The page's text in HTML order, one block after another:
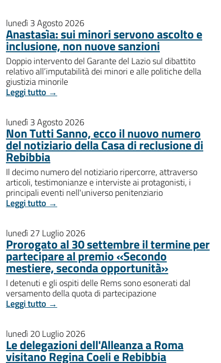
lunedì 3 Agosto 2026
Anastasìa: sui minori servono ascolto e
inclusione, non nuove sanzioni
Doppio intervento del Garante del Lazio sul dibattito
relativo all’imputabilità dei minori e alle politiche della
giustizia minorile
Leggi tutto →
lunedì 3 Agosto 2026
Non Tutti Sanno, ecco il nuovo numero
del notiziario della Casa di reclusione di
Rebibbia
Il decimo numero del notiziario ripercorre, attraverso
articoli, testimonianze e interviste ai protagonisti, i
principali eventi nell'universo penitenziario
Leggi tutto →
lunedì 27 Luglio 2026
Prorogato al 30 settembre il termine per
partecipare al premio «Secondo
mestiere, seconda opportunità»
I detenuti e gli ospiti delle Rems sono esonerati dal
versamento della quota di partecipazione
Leggi tutto →
lunedì 20 Luglio 2026
Le delegazioni dell'Alleanza a Roma
visitano Regina Coeli e Rebibbia